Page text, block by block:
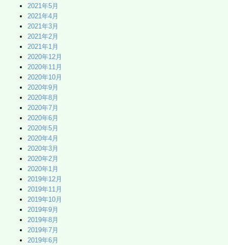
2021年5月
2021年4月
2021年3月
2021年2月
2021年1月
2020年12月
2020年11月
2020年10月
2020年9月
2020年8月
2020年7月
2020年6月
2020年5月
2020年4月
2020年3月
2020年2月
2020年1月
2019年12月
2019年11月
2019年10月
2019年9月
2019年8月
2019年7月
2019年6月